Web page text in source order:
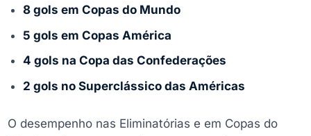
8 gols em Copas do Mundo
5 gols em Copas América
4 gols na Copa das Confederações
2 gols no Superclássico das Américas
O desempenho nas Eliminatórias e em Copas do